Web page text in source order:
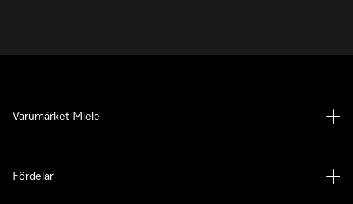
Varumärket Miele
Fördelar